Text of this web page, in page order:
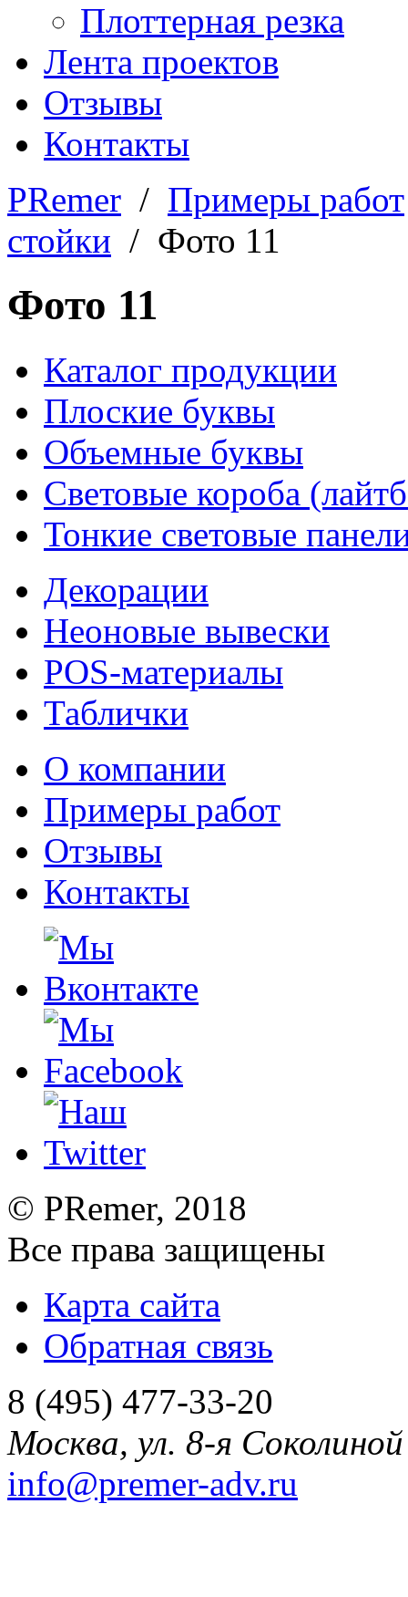
Плоттерная резка
Лента проектов
Отзывы
Контакты
PRemer / Примеры работ
стойки / Фото 11
Фото 11
Каталог продукции
Плоские буквы
Объемные буквы
Световые короба
Тонкие световые
Декорации
Неоновые вывески
POS-материалы
Таблички
О компании
Примеры работ
Отзывы
Контакты
© PRemer, 2018
Все права защищены
Карта сайта
Обратная связь
8 (495) 477-33-20
Москва, ул. 8-я
info@premer-adv.ru